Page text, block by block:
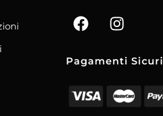
Pagamenti Sicuri